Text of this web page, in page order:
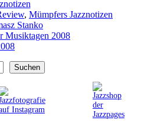
, Mümpfers Jazznotizen
Stanko
Musiktagen 2008
Suchen